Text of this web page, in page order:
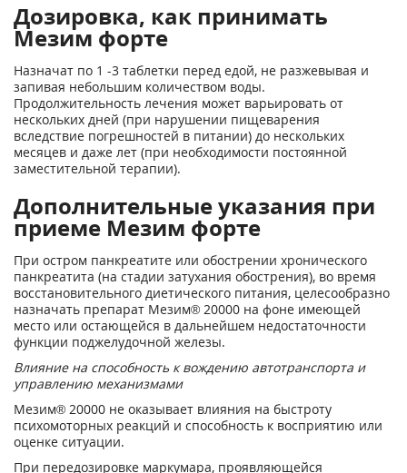
Дозировка, как принимать
Мезим форте
Назначат по 1 -3 таблетки перед едой, не разжевывая и
запивая небольшим количеством воды.
Продолжительность лечения может варьировать от
нескольких дней (при нарушении пищеварения
вследствие погрешностей в питании) до нескольких
месяцев и даже лет (при необходимости постоянной
заместительной терапии).
Дополнительные указания при
приеме Мезим форте
При остром панкреатите или обострении хронического
панкреатита (на стадии затухания обострения), во время
восстановительного диетического питания, целесообразно
назначать препарат Мезим® 20000 на фоне имеющей
место или остающейся в дальнейшем недостаточности
функции поджелудочной железы.
Влияние на способность к вождению автотранспорта и
управлению механизмами
Мезим® 20000 не оказывает влияния на быстроту
психомоторных реакций и способность к восприятию или
оценке ситуации.
При передозировке маркумара, проявляющейся